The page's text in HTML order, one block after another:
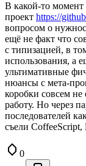
В какой-то момент
проект https://
вопросом о
ещё не факт что
с типизацией, в
использования, а
ультимативные
нюансы с мета-
коробки совсем не
работу. Но через
последователей
съели
0